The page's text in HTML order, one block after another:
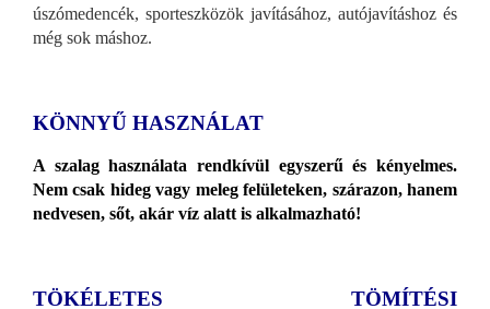
úszómedencék, sporteszközök javításához, autójavításhoz és
még sok máshoz.
KÖNNYŰ HASZNÁLAT
A szalag használata rendkívül egyszerű és kényelmes.
Nem csak hideg vagy meleg felületeken, szárazon, hanem
nedvesen, sőt, akár víz alatt is alkalmazható!
TÖKÉLETES TÖMÍTÉSI